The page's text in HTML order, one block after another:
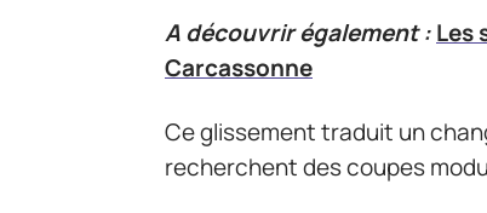
A découvrir également :Les
Carcassonne
Ce glissement traduit un
recherchent des coupes